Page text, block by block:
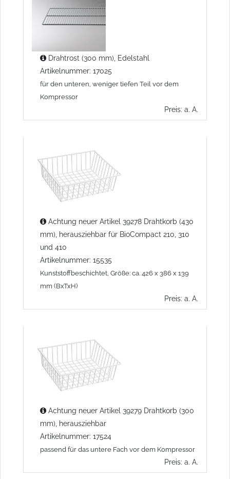
Drahtrost (300 mm), Edelstahl
Artikelnummer: 17025
für den unteren, weniger tiefen Teil vor dem
Kompressor
Preis: a. A.
Achtung neuer Artikel 39278 Drahtkorb (430
mm), herausziehbar für BioCompact 210, 310
und 410
Artikelnummer: 15535
Kunststoffbeschichtet, Größe: ca. 426 x 386 x 139
mm (BxTxH)
Preis: a. A.
Achtung neuer Artikel 39279 Drahtkorb (300
mm), herausziehbar
Artikelnummer: 17524
passend für das untere Fach vor dem Kompressor
Preis: a. A.